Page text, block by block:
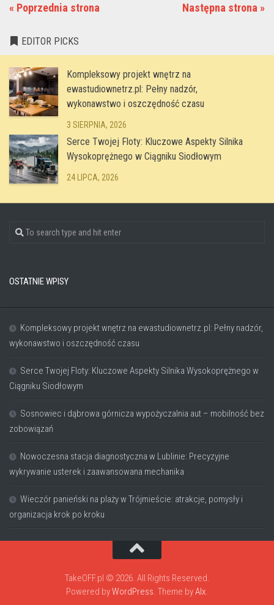
« Poprzednia strona Następna strona »
EDITOR PICKS
Kompleksowy projekt wnętrz na
ewastudiownetrz.pl: Pełny nadzór,
wykonawstwo i oszczędność czasu
3 SIERPNIA, 2026
Serce Twojej Floty: Kluczowe Aspekty Silnika
Wysokoprężnego w Ciągniku Siodłowym
24 LIPCA, 2026
OSTATNIE WPISY
Kompleksowy projekt wnętrz na ewastudiownetrz.pl: Pełny nadzór,
wykonawstwo i oszczędność czasu
Serce Twojej Floty: Kluczowe Aspekty Silnika Wysokoprężnego w
Ciągniku Siodłowym
Sosnowiec i dąbrowa górnicza wypożyczalnia aut – mobilność bez
zobowiązań
Nowoczesna stacja diagnostyczna w Lublinie: Precyzyjne
wykrywanie usterek i zaawansowana mechanika
Wieczór panieński na plaży w Trójmieście: atrakcje, pomysły i
organizacja krok po kroku
TakeOFF.pl © 2026. All Rights Reserved.
Powered byWordPress. Theme byAlx.